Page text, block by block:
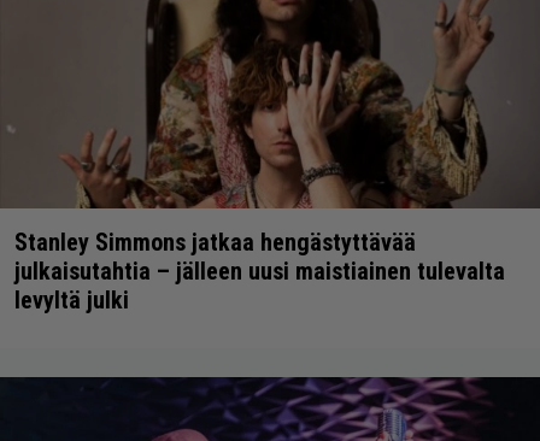
Stanley Simmons jatkaa hengästyttävää
julkaisutahtia – jälleen uusi maistiainen tulevalta
levyltä julki